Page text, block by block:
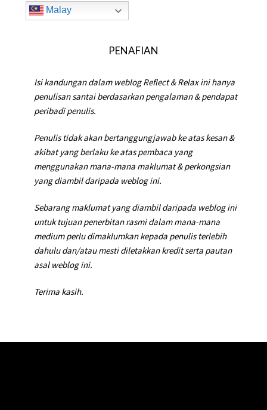
Malay
PENAFIAN
Isi kandungan dalam weblog Reflect & Relax ini hanya
penulisan santai berdasarkan pengalaman & pendapat
peribadi penulis.
Penulis tidak akan bertanggungjawab ke atas kesan &
akibat yang berlaku ke atas pembaca yang
menggunakan mana-mana maklumat & perkongsian
yang diambil daripada weblog ini.
Sebarang maklumat yang diambil daripada weblog ini
untuk tujuan penerbitan rasmi dalam mana-mana
medium perlu dimaklumkan kepada penulis terlebih
dahulu dan/atau mesti diletakkan kredit serta pautan
asal weblog ini.
Terima kasih.